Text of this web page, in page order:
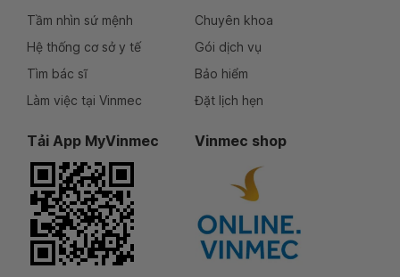
Tầm nhìn sứ mệnh
Hệ thống cơ sở y tế
Tìm bác sĩ
Làm việc tại Vinmec
Chuyên khoa
Gói dịch vụ
Bảo hiểm
Đặt lịch hẹn
Tải App MyVinmec Vinmec shop